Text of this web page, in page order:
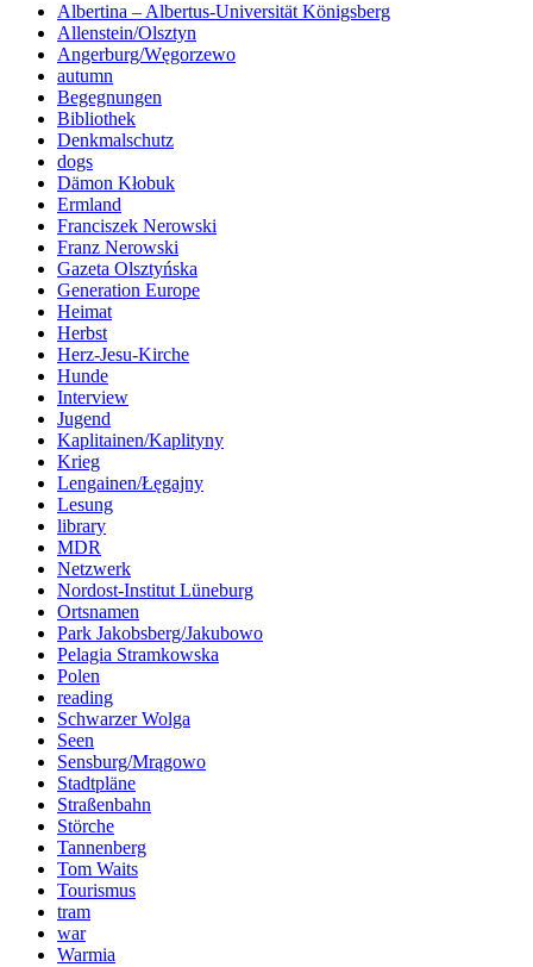
Albertina – Albertus-Universität Königsberg
Allenstein/Olsztyn
Angerburg/Węgorzewo
autumn
Begegnungen
Bibliothek
Denkmalschutz
dogs
Dämon Kłobuk
Ermland
Franciszek Nerowski
Franz Nerowski
Gazeta Olsztyńska
Generation Europe
Heimat
Herbst
Herz-Jesu-Kirche
Hunde
Interview
Jugend
Kaplitainen/Kaplityny
Krieg
Lengainen/Łęgajny
Lesung
library
MDR
Netzwerk
Nordost-Institut Lüneburg
Ortsnamen
Park Jakobsberg/Jakubowo
Pelagia Stramkowska
Polen
reading
Schwarzer Wolga
Seen
Sensburg/Mrągowo
Stadtpläne
Straßenbahn
Störche
Tannenberg
Tom Waits
Tourismus
tram
war
Warmia